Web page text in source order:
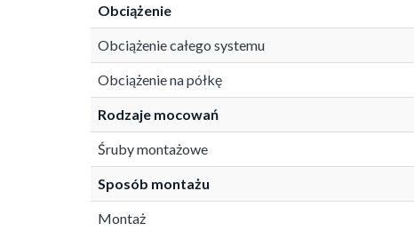
Obciążenie
Obciążenie całego systemu
Obciążenie na półkę
Rodzaje mocowań
Śruby montażowe
Sposób montażu
Montaż